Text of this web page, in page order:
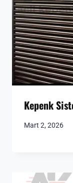
Kepenk
Mart 2, 2026